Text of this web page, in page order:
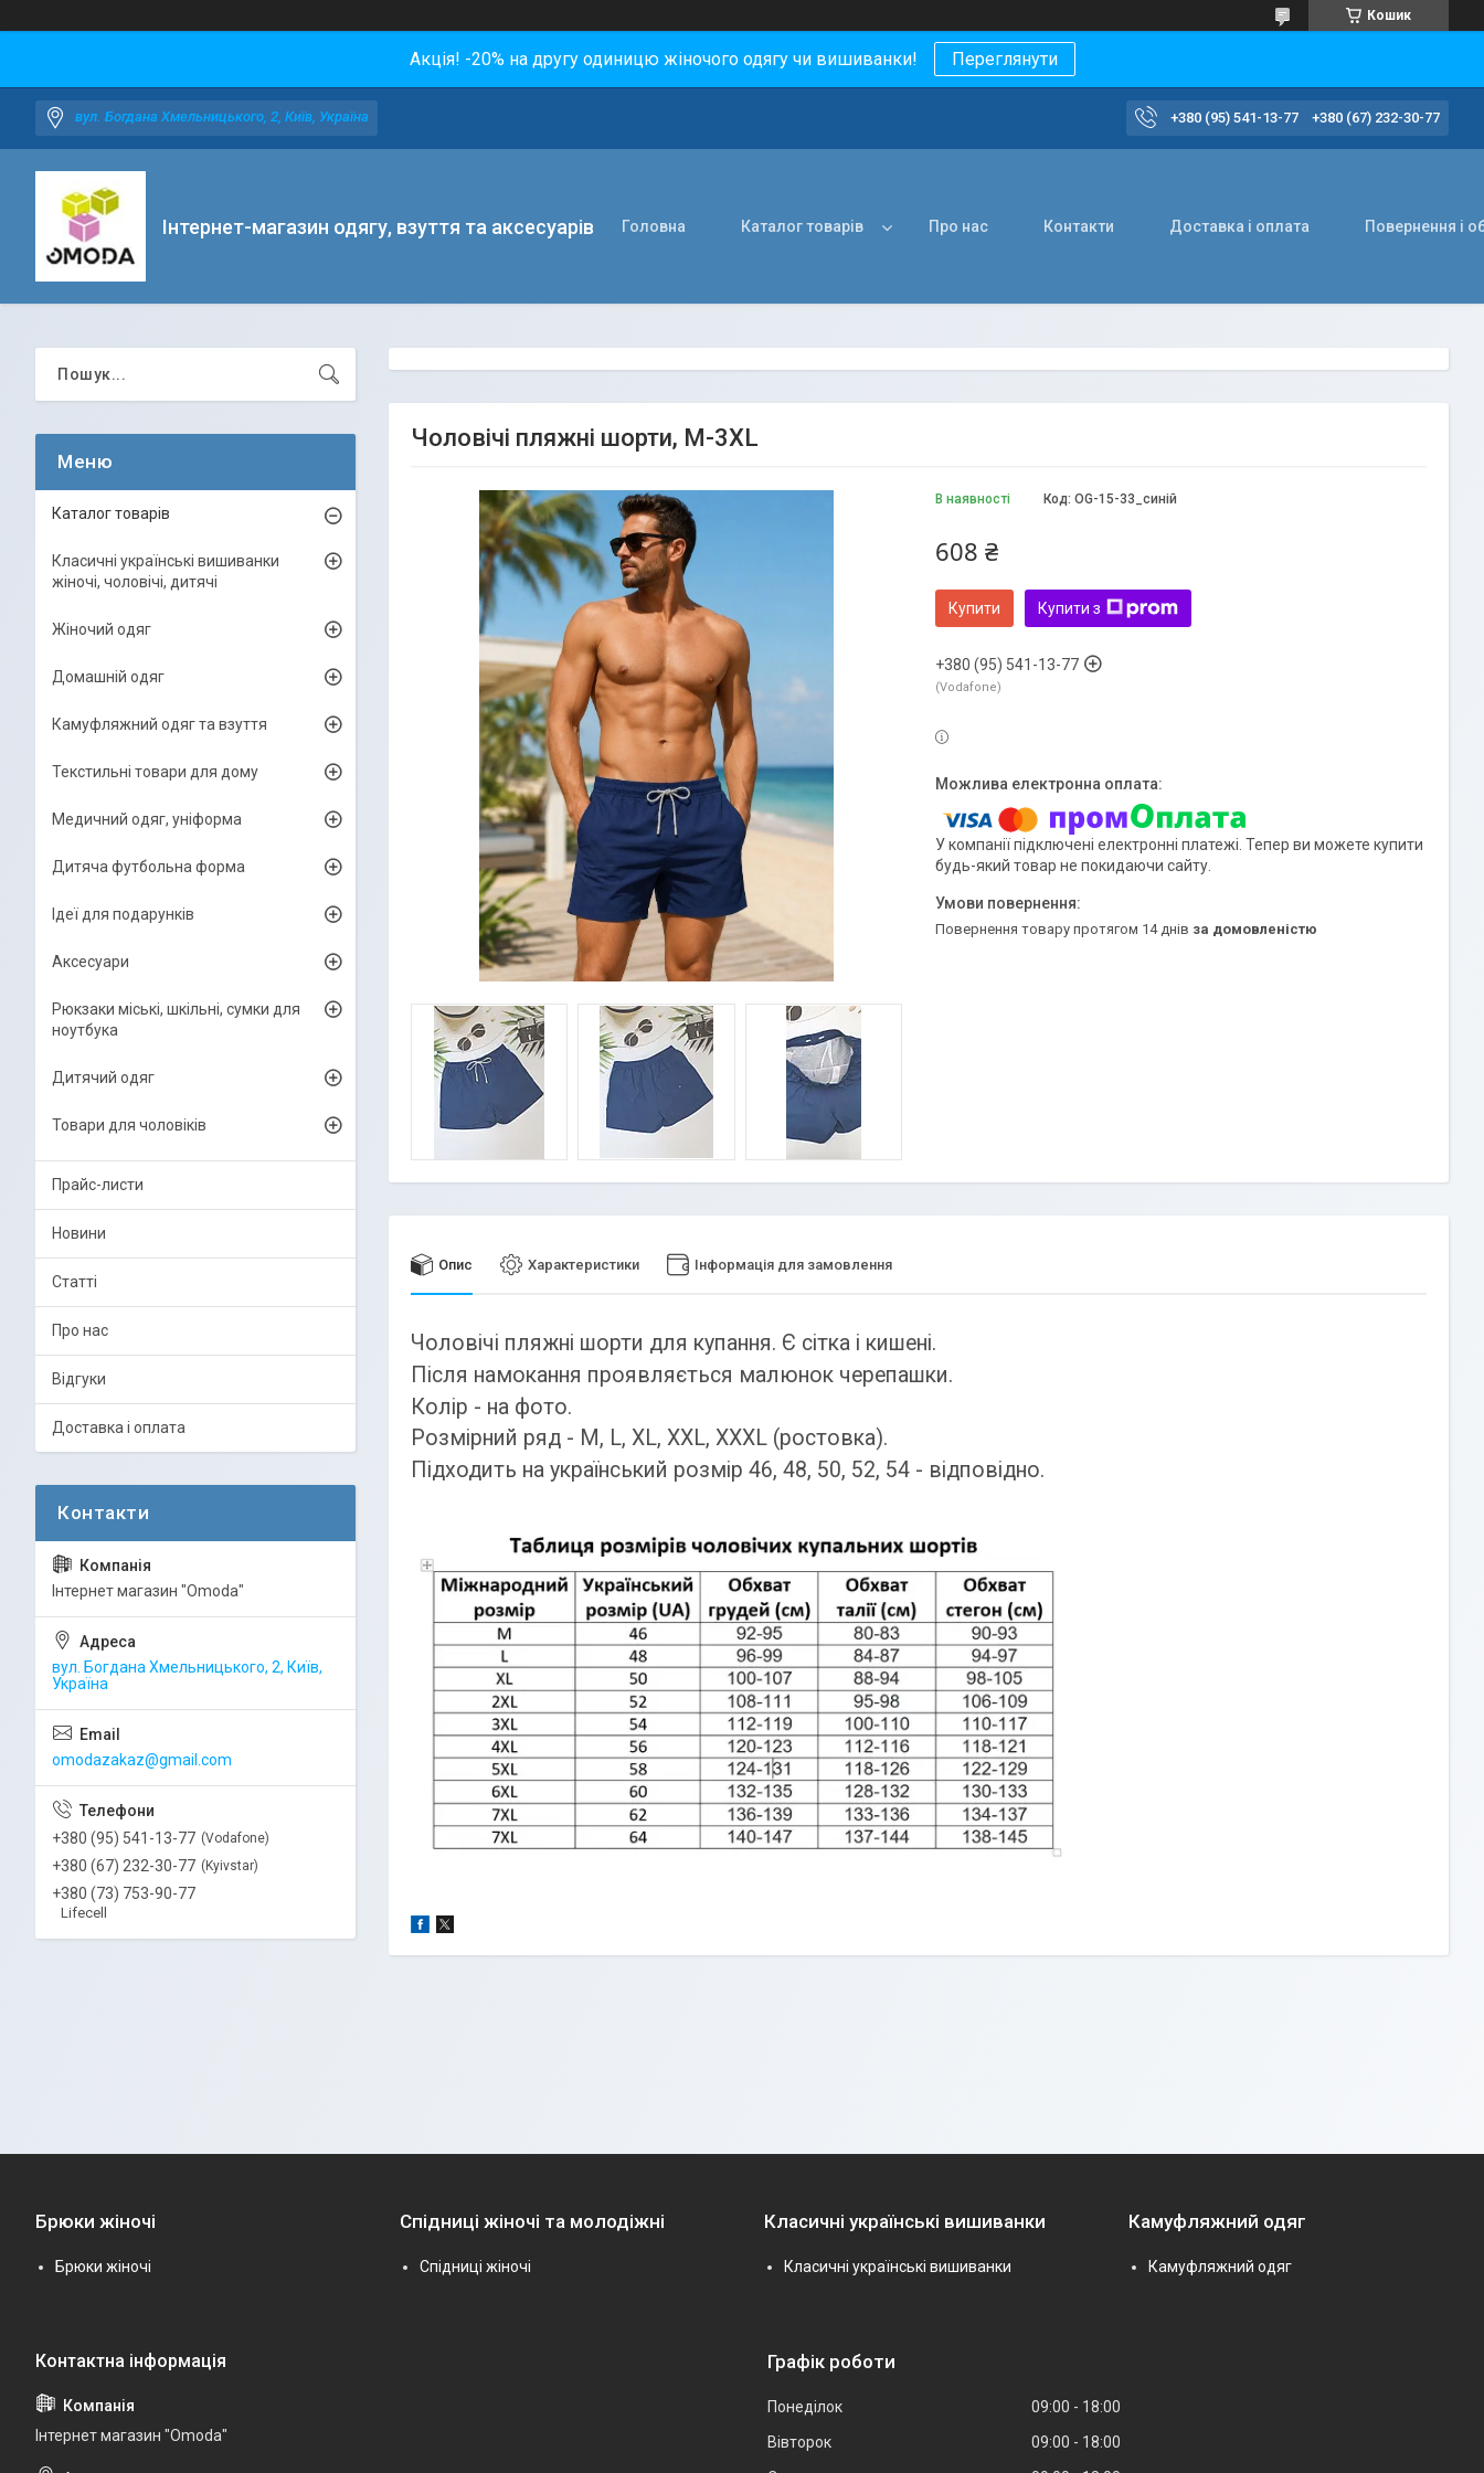
Кошик
Акція! -20% на другу одиницю жіночого одягу чи вишиванки! Переглянути
вул. Богдана Хмельницького, 2, Київ, Україна +380 (95) 541-13-77 +380 (67) 232-30-77
Інтернет-магазин одягу, взуття та аксесуарів Головна Каталог товарів Про нас Контакти Доставка і оплата Повернення і
Чоловічі пляжні шорти, M-3XL
В наявності Код: OG-15-33_синій
608 ₴
Купити Купити з
+380 (95) 541-13-77
Vodafone
У компанії підключені електронні платежі. Тепер ви можете купити
будь-який товар не покидаючи сайту.
повернення товару протягом 14 днів за домовленістю
Опис Характеристики Інформація для замовлення
Чоловічі пляжні шорти для купання. Є сітка і кишені.
Після намокання проявляється малюнок черепашки.
Колір - на фото.
Розмірний ряд - M, L, XL, XXL, XXXL (ростовка).
Підходить на український розмір 46, 48, 50, 52, 54 - відповідно.
Каталог товарів
Класичні українські вишиванки
жіночі, чоловічі, дитячі
Жіночий одяг
Домашній одяг
Камуфляжний одяг та взуття
Текстильні товари для дому
Медичний одяг, уніформа
Дитяча футбольна форма
Ідеї для подарунків
Аксесуари
Рюкзаки міські, шкільні, сумки для
ноутбука
Дитячий одяг
Товари для чоловіків
Прайс-листи
Новини
Статті
Про нас
Відгуки
Доставка і оплата
Інтернет магазин "Omoda"
вул. Богдана Хмельницького, 2, Київ,
Україна
omodazakaz@gmail.com
+380 (95) 541-13-77 Vodafone
+380 (67) 232-30-77 Kyivstar
+380 (73) 753-90-77
Lifecell
Брюки жіночі
Брюки жіночі
Спідниці жіночі та молодіжні
Спідниці жіночі
Класичні українські вишиванки
Класичні українські вишиванки
Камуфляжний одяг
Камуфляжний одяг
Інтернет магазин "Omoda"
Графік роботи
Понеділок 09:00
18:00
Вівторок
09:00
18:00